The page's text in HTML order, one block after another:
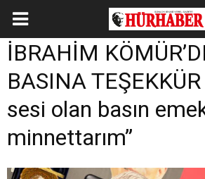
İBRAHİM
BASINA TEŞEKKÜR
sesi olan basın
minnettarım”